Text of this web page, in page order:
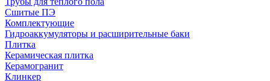
Сшитые ПЭ
Комплектующие
Гидроаккумуляторы и расширительные баки
Плитка
Керамическая плитка
Керамогранит
Клинкер